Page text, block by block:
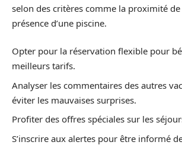
selon des critères comme la proximité
présence d’une piscine.
Opter pour la réservation flexible pour
meilleurs tarifs.
Analyser les commentaires des autres
éviter les mauvaises surprises.
Profiter des offres spéciales sur les
S’inscrire aux alertes pour être informé